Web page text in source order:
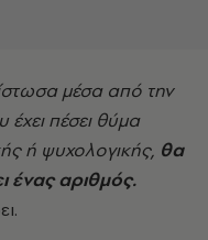
μέσα από την
έχει πέσει θύμα
ή ψυχολογικής, θα
ένας αριθμός.